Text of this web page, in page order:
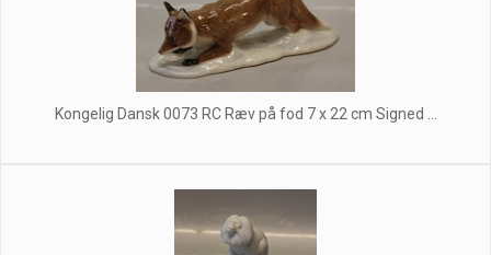
Kongelig Dansk 0073 RC Ræv på fod 7 x 22 cm Signed ...